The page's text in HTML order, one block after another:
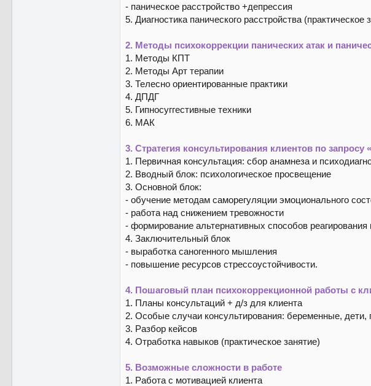
- паническое расстройство +депрессия
5. Диагностика панического расстройства (практическое
2. Методы психокоррекции панических атак и
1. Методы КПТ
2. Методы Арт терапии
3. Телесно ориентированные практики
4. ДПДГ
5. Гипносуггестивные техники
6. МАК
3. Стратегия консультирования клиентов по запросу
1. Первичная консультация: сбор анамнеза и
2. Вводный блок: психологическое просвещение
3. Основной блок:
- обучение методам саморегуляции эмоционального
- работа над снижением тревожности
- формирование альтернативных способов
4. Заключительный блок
- выработка саногенного мышления
- повышение ресурсов стрессоустойчивости.
4. Пошаговый план психокоррекционной работы с
1. Планы консультаций + д/з для клиента
2. Особые случаи консультирования: беременные,
3. Разбор кейсов
4. Отработка навыков (практическое занятие)
5. Возможные сложности в работе
1. Работа с мотивацией клиента